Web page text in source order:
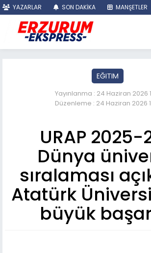
YAZARLAR SON DAKİKA MANŞETLER
EĞITIM
Yayınlanma : 24 Haziran 2026
Düzenleme : 24 Haziran 2026
URAP 2025-
Dünya
sıralaması
Atatürk
büyük